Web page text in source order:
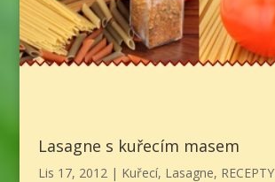
Lasagne s kuřecím masem
Lis 17, 2012| Kuřecí, Lasagne, RECEPTY